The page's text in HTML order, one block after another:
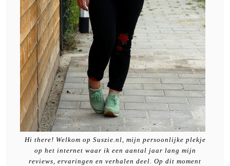
Hi there! Welkom op Suszie.nl, mijn persoonlijke plekje
op het internet waar ik een aantal jaar lang mijn
reviews, ervaringen en verhalen deel. Op dit moment